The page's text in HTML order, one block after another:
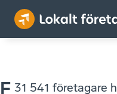
F 31 541 företagare